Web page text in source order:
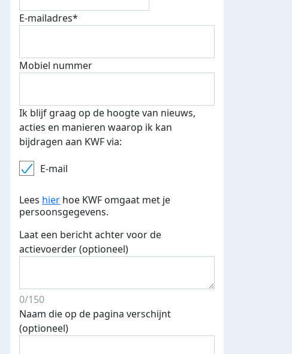
E-mails verstuurd
je je speciale KWF t-shirt!
E-mailadres*
Mobiel nummer
Ik blijf graag op de hoogte van nieuws,
acties en manieren waarop ik kan
bijdragen aan KWF via:
E-mail
Lees hier hoe KWF omgaat met je
persoonsgegevens.
Laat een bericht achter voor de
actievoerder (optioneel)
0/150
Naam die op de pagina verschijnt
(optioneel)